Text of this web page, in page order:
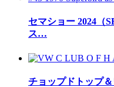
セマショー 2024（
ス…
チョップドトップ